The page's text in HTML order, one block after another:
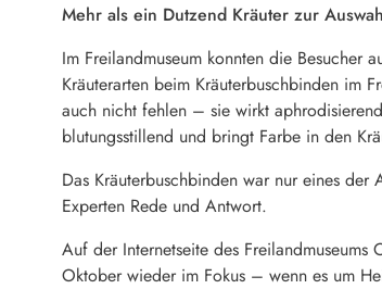
Mehr als ein Dutzend Kräuter zur
Im Freilandmuseum konnten die Besucher
Kräuterarten beim Kräuterbuschbinden im
auch nicht fehlen – sie wirkt
blutungsstillend und bringt Farbe in den
Das Kräuterbuschbinden war nur eines
Experten Rede und Antwort.
Auf der Internetseite des Freilandmuseums
Oktober wieder im Fokus – wenn es um